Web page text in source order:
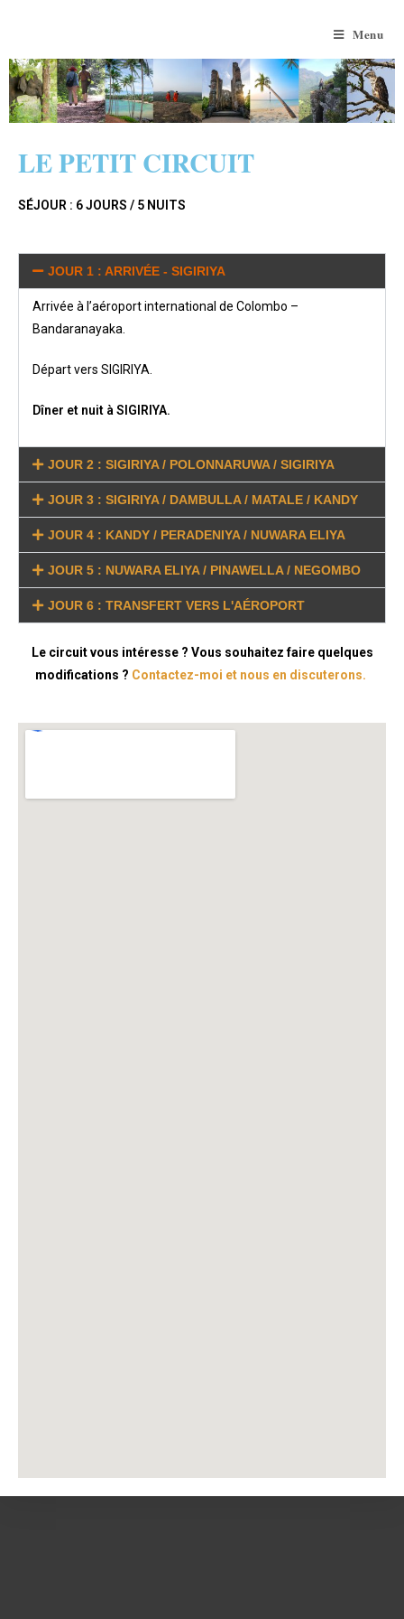
Menu
LE PETIT CIRCUIT
SÉJOUR : 6 JOURS / 5 NUITS
JOUR 1 : ARRIVÉE - SIGIRIYA
Arrivée à l’aéroport international de Colombo –
Bandaranayaka.
Départ vers SIGIRIYA.
Dîner et nuit à SIGIRIYA.
JOUR 2 : SIGIRIYA / POLONNARUWA / SIGIRIYA
JOUR 3 : SIGIRIYA / DAMBULLA / MATALE / KANDY
JOUR 4 : KANDY / PERADENIYA / NUWARA ELIYA
JOUR 5 : NUWARA ELIYA / PINAWELLA / NEGOMBO
JOUR 6 : TRANSFERT VERS L'AÉROPORT
Le circuit vous intéresse ? Vous souhaitez faire quelques
modifications ? Contactez-moi et nous en discuterons.